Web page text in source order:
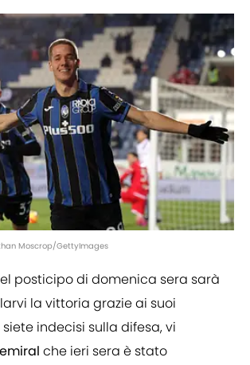
Moscrop/GettyImages
posticipo di domenica sera sarà
la vittoria grazie ai suoi
siete indecisi sulla difesa, vi
che ieri sera è stato